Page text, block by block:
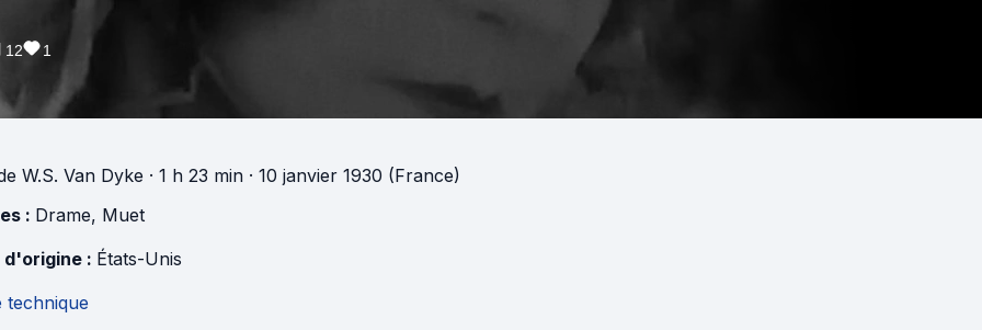
12 1
W.S. Van Dyke · 1 h 23 min · 10 janvier 1930 (France)
: Drame, Muet
d'origine : États-Unis
technique